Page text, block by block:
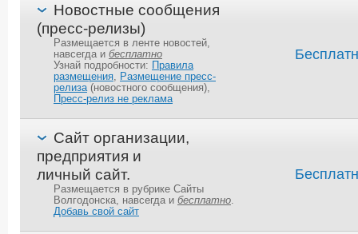
Новостные сообщения
(пресс-релизы)
Размещается в ленте новостей,
навсегда и бесплатно
Узнай подробности:
Правила
размещения, Размещение пресс-
релиза(новостного сообщения),
Пресс-релиз не реклама
Сайт организации,
предприятия и
личный сайт.
Размещается в рубрике Сайты
Волгодонска, навсегда и бесплатно.
Добавь свой сайт